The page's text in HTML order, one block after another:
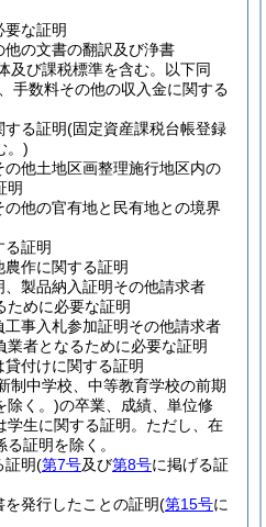
要な証明
の文書の翻訳及び浄書
及び課税標準を含む。以下同
手数料その他の収入金に関する
する証明(固定資産課税台帳登録
。)
他土地区画整理施行地区内の
明
他の官有地と民有地との境界
る証明
作に関する証明
製品納入証明その他請求者
ために必要な証明
工事入札参加証明その他請求者
業者となるために必要な証明
付けに関する証明
制中学校、中等教育学校の前期
除く。)の卒業、成績、単位修
生に関する証明。 ただし、在
証明を除く。
証明(第7号及び第8号に掲げる証
発行したことの証明(第15号に